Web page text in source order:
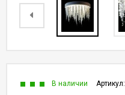
Артикул:
В наличии